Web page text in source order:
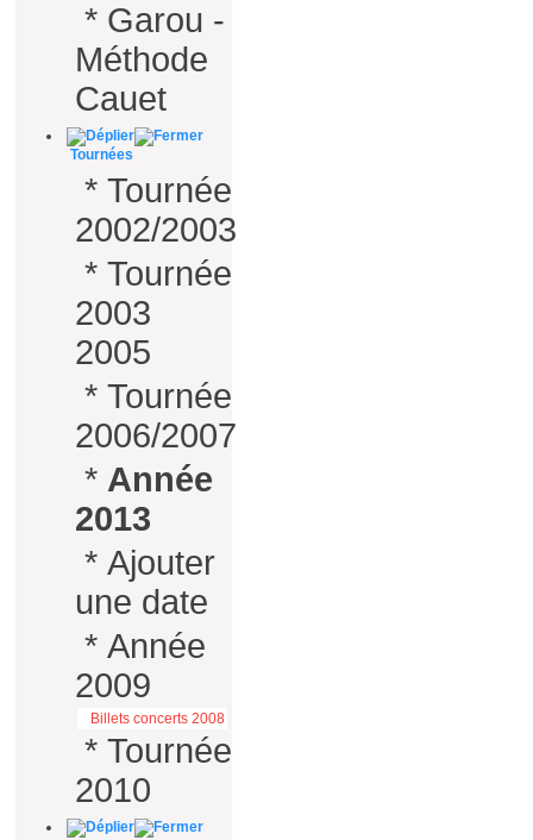
* Garou -
Méthode
Cauet
Tournées
* Tournée
2002/2003
* Tournée
2003
2005
* Tournée
2006/2007
* Année
2013
* Ajouter
une date
* Année
2009
Billets concerts 2008
* Tournée
2010